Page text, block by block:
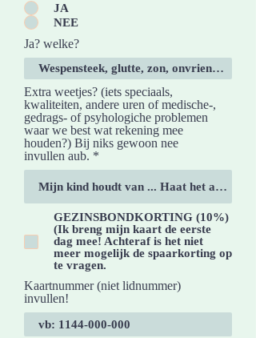
JA
NEE
Ja? welke?
Extra weetjes? (iets speciaals,
kwaliteiten, andere uren of medische-,
gedrags- of psyhologiche problemen
waar we best wat rekening mee
houden?) Bij niks gewoon nee
invullen aub.
GEZINSBONDKORTING (10%)
(Ik breng mijn kaart de eerste
dag mee! Achteraf is het niet
meer mogelijk de spaarkorting op
te vragen.
Kaartnummer (niet lidnummer)
invullen!